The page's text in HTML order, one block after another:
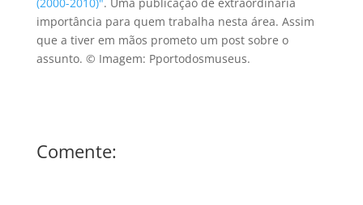
(2000-2010)". Uma publicação de extraordinária
importância para quem trabalha nesta área. Assim
que a tiver em mãos prometo um post sobre o
assunto. © Imagem: Pportodosmuseus.
Comente: